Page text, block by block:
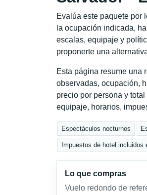
Evalúa este paquete por
la ocupación indicada,
escalas, equipaje y
proponerte una
Esta página resume una
observadas, ocupación,
precio por persona y
equipaje, horarios,
Espectáculos nocturnos
Impuestos de hotel incluidos
Lo que compras
Vuelo redondo de